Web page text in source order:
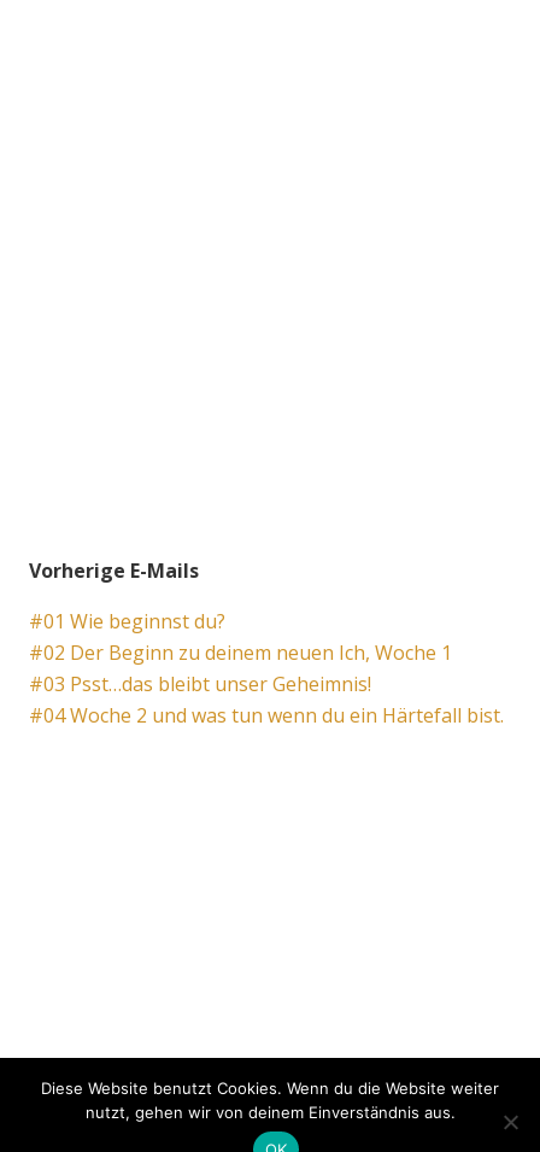
Vorherige E-Mails
#01 Wie beginnst du?
#02 Der Beginn zu deinem neuen Ich, Woche 1
#03 Psst…das bleibt unser Geheimnis!
#04 Woche 2 und was tun wenn du ein Härtefall bist.
Diese Website benutzt Cookies. Wenn du die Website weiter
nutzt, gehen wir von deinem Einverständnis aus.